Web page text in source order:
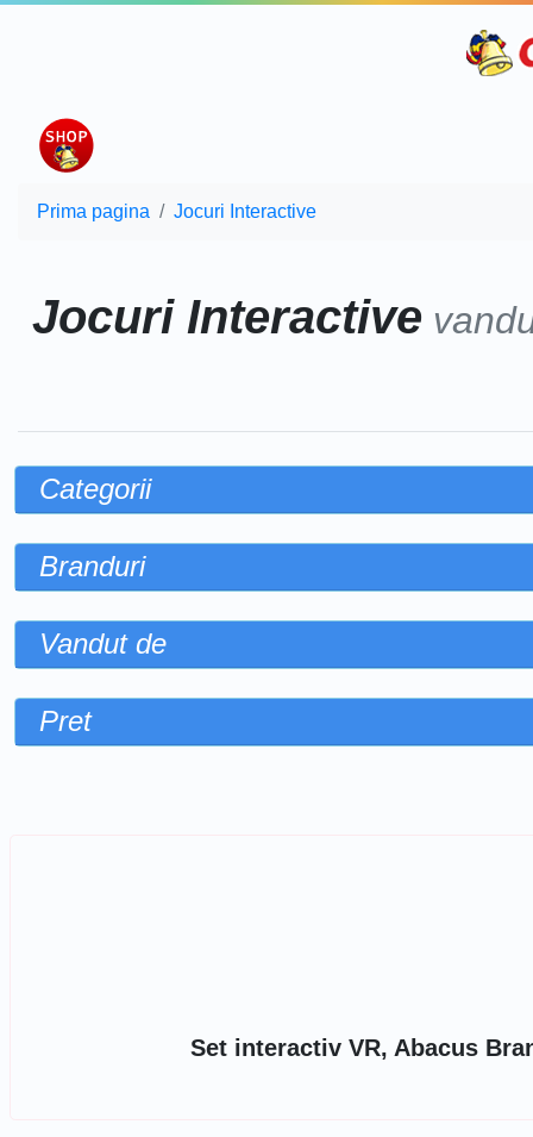
Prima pagina Jocuri Interactive
Jocuri Interactive
Categorii
Branduri
Vandut de
Pret
Set interactiv VR, Abacus